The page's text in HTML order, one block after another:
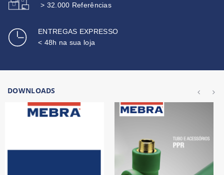
> 32.000 Referências
ENTREGAS EXPRESSO
< 48h na sua loja
DOWNLOADS